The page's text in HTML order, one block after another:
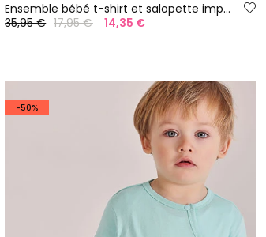
Ensemble bébé t-shirt et salopette imprimé vert
35,95 € 17,95 € 14,35 €
-50%